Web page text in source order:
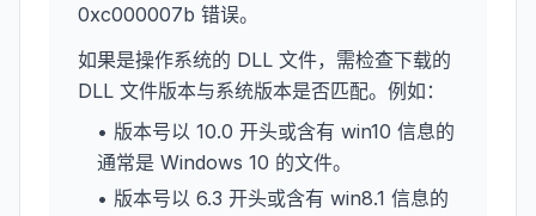
0xc000007b 错误。
如果是操作系统的 DLL 文件，需检查下载的
DLL 文件版本与系统版本是否匹配。例如：
• 版本号以 10.0 开头或含有 win10 信息的
通常是 Windows 10 的文件。
• 版本号以 6.3 开头或含有 win8.1 信息的